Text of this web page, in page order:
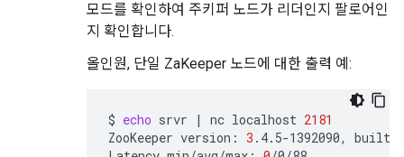
모드를 확인하여 주키퍼 노드가 리더인지 팔로어인
지 확인합니다.
올인원, 단일 ZaKeeper 노드에 대한 출력 예:
$ echo srvr | nc localhost 2181
ZooKeeper version: 3 .4.5-1392090, built